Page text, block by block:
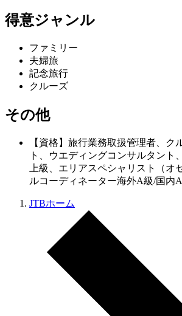
得意ジャンル
ファミリー
夫婦旅
記念旅行
クルーズ
その他
【資格】旅行業務取扱管理者、ク
ト、ウエディングコンサルタント
上級、エリアスペシャリスト（オ
ルコーディネーター海外A級/国内
JTBホーム